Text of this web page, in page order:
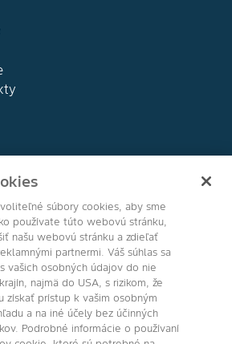
súbory cookies, aby sme
používate túto webovú stránku,
našu webovú stránku a zdieľať
partnermi. Váš súhlas sa
vašich osobných údajov do nie
najmä do USA, s rizikom, že
získať prístup k vašim osobným
a na iné účely bez účinných
Podrobné informácie o používaní